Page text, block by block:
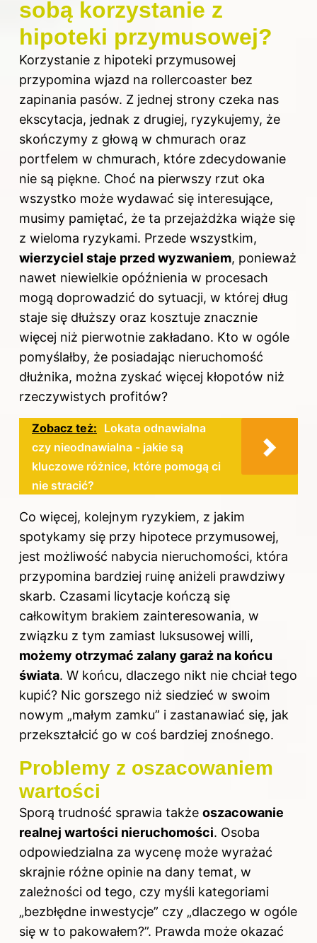
sobą korzystanie z
hipoteki przymusowej?
Korzystanie z hipoteki przymusowej
przypomina wjazd na rollercoaster bez
zapinania pasów. Z jednej strony czeka nas
ekscytacja, jednak z drugiej, ryzykujemy, że
skończymy z głową w chmurach oraz
portfelem w chmurach, które zdecydowanie
nie są piękne. Choć na pierwszy rzut oka
wszystko może wydawać się interesujące,
musimy pamiętać, że ta przejażdżka wiąże się
z wieloma ryzykami. Przede wszystkim,
wierzyciel staje przed wyzwaniem, ponieważ
nawet niewielkie opóźnienia w procesach
mogą doprowadzić do sytuacji, w której dług
staje się dłuższy oraz kosztuje znacznie
więcej niż pierwotnie zakładano. Kto w ogóle
pomyślałby, że posiadając nieruchomość
dłużnika, można zyskać więcej kłopotów niż
rzeczywistych profitów?
Zobacz też: Lokata odnawialna
czy nieodnawialna - jakie są
kluczowe różnice, które pomogą ci
nie stracić?
Co więcej, kolejnym ryzykiem, z jakim
spotykamy się przy hipotece przymusowej,
jest możliwość nabycia nieruchomości, która
przypomina bardziej ruinę aniżeli prawdziwy
skarb. Czasami licytacje kończą się
całkowitym brakiem zainteresowania, w
związku z tym zamiast luksusowej willi,
możemy otrzymać zalany garaż na końcu
świata. W końcu, dlaczego nikt nie chciał tego
kupić? Nic gorszego niż siedzieć w swoim
nowym „małym zamku” i zastanawiać się, jak
przekształcić go w coś bardziej znośnego.
Problemy z oszacowaniem
wartości
Sporą trudność sprawia także oszacowanie
realnej wartości nieruchomości. Osoba
odpowiedzialna za wycenę może wyrażać
skrajnie różne opinie na dany temat, w
zależności od tego, czy myśli kategoriami
„bezbłędne inwestycje” czy „dlaczego w ogóle
się w to pakowałem?”. Prawda może okazać